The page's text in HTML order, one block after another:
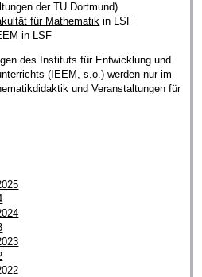
der TU Dortmund)
für Mathematik in LSF
in LSF
des Instituts für Entwicklung und
(IEEM, s.o.) werden nur im
und Veranstaltungen für